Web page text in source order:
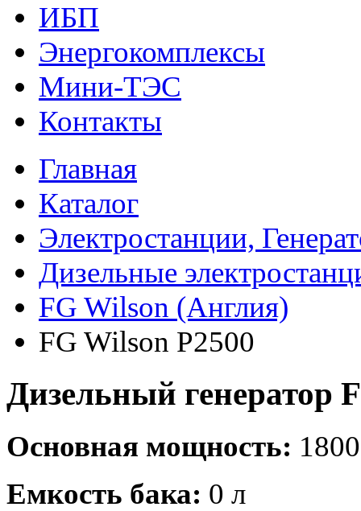
ИБП
Энергокомплексы
Мини-ТЭС
Контакты
Главная
Каталог
Электростанции,
Дизельные
FG Wilson (Англия)
FG Wilson P2500
Дизельный генератор
Основная мощность:
Емкость бака: 0 л